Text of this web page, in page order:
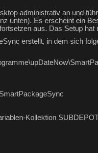
administrativ an und
unten). Es erscheint ein
aus. Das Setup hat
erstellt, in dem sich
Kollektion